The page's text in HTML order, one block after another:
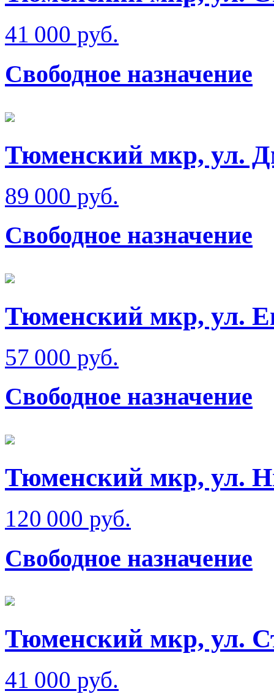
41 000 руб.
Свободное назначение
Тюменский мкр, ул.
89 000 руб.
Свободное назначение
Тюменский мкр, ул.
57 000 руб.
Свободное назначение
Тюменский мкр, ул.
120 000 руб.
Свободное назначение
Тюменский мкр, ул.
41 000 руб.